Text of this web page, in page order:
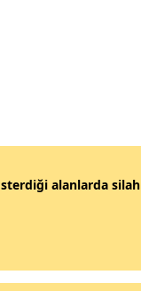
alanlarda silah